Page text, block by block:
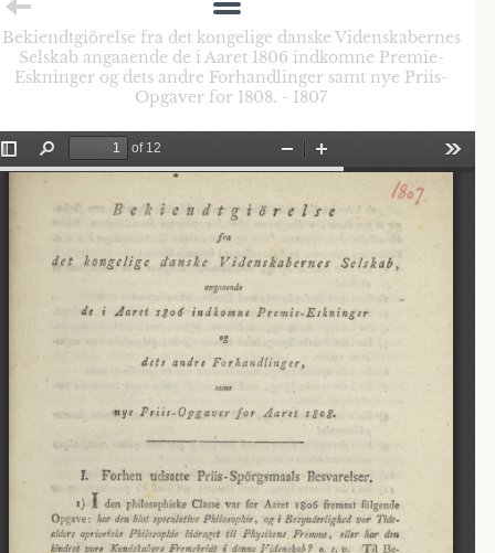
Bekiendtgiörelse fra det kongelige danske Videnskabernes
Selskab angaaende de i Aaret 1806 indkomne Premie-
Eskninger og dets andre Forhandlinger samt nye Priis-
Opgaver for 1808. - 1807